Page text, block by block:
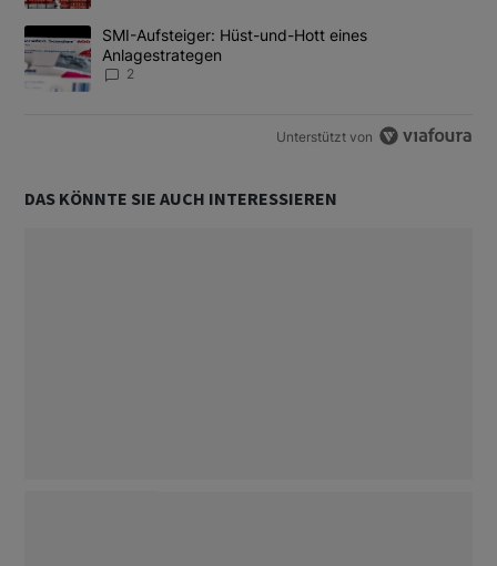
Ein Trendartikel mit dem Titel "SMI-Aufsteiger: Hüst-und-Hott
SMI-Aufsteiger: Hüst-und-Hott eines
Anlagestrategen
2
Unterstützt von
DAS KÖNNTE SIE AUCH INTERESSIEREN